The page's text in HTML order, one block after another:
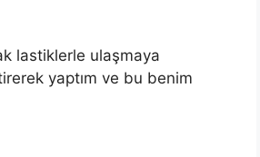
lastiklerle ulaşmaya
yaptım ve bu benim